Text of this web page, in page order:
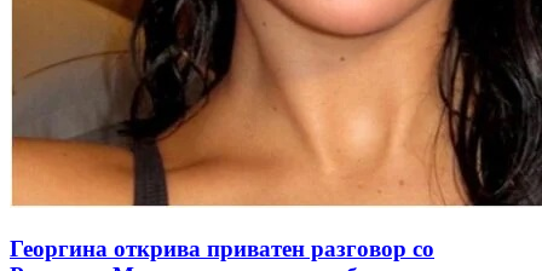
Георгина открива приватен разговор со